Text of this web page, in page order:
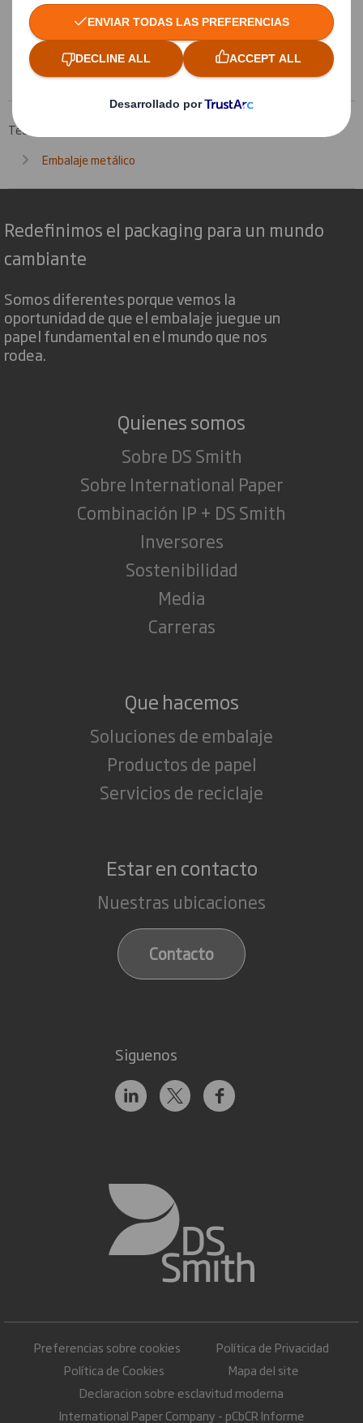
el embalaje
Más información
Tecnicarton
Embalaje metálico
Redefinimos el packaging para un mundo
cambiante
Somos diferentes porque vemos la
oportunidad de que el embalaje juegue un
papel fundamental en el mundo que nos
rodea.
Quienes somos
Sobre DS Smith
Sobre International Paper
Combinación IP + DS Smith
Inversores
Sostenibilidad
Media
Carreras
Que hacemos
Soluciones de embalaje
Productos de papel
Servicios de reciclaje
Estar en contacto
Nuestras ubicaciones
Contacto
Siguenos
Preferencias sobre cookies
Política de Privacidad
Política de Cookies
Mapa del site
Declaracion sobre esclavitud moderna
International Paper Company - pCbCR Informe